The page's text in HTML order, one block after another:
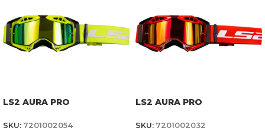
LS2 AURA PRO
SKU: 7201002054
LS2 AURA PRO
SKU: 7201002032